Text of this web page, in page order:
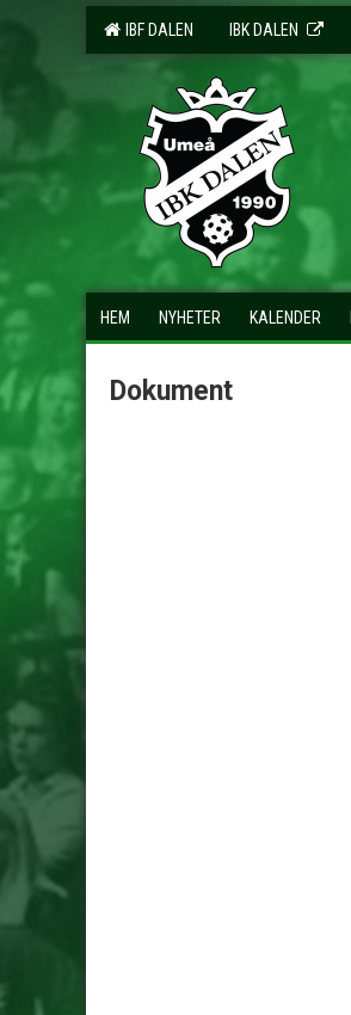
IBF DALEN IBK DALEN
HEM NYHETER KALENDER
Dokument